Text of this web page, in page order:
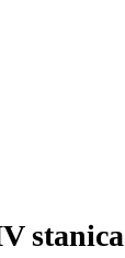
stanica